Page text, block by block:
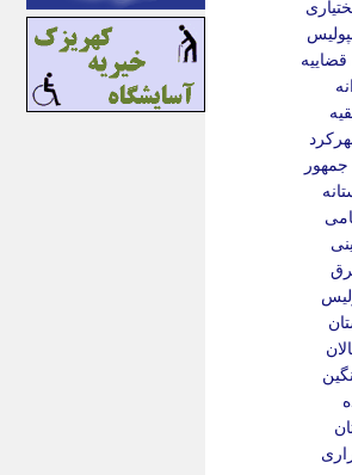
بامبوک
ببین و بخون
بدینسان
بنکر